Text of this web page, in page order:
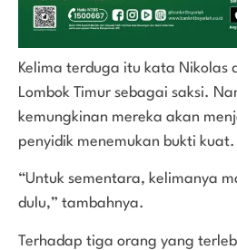
Kelima terduga itu kata Nikolas
Lombok Timur sebagai saksi.
kemungkinan mereka akan
penyidik menemukan bukti kuat.
“Untuk sementara, kelimanya
dulu,” tambahnya.
Terhadap tiga orang yang